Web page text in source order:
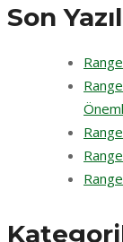
Son